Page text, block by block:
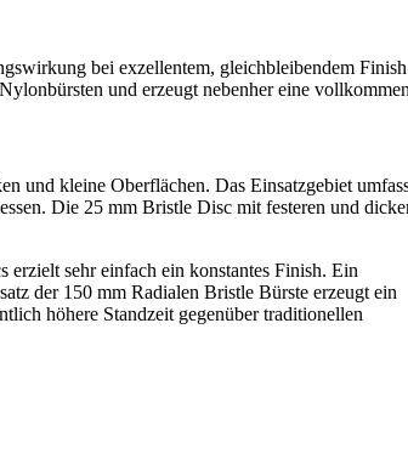
bei exzellentem, gleichbleibendem
und erzeugt nebenher eine
kleine Oberflächen. Das Einsatzgebiet
Die 25 mm Bristle Disc mit festeren und
sehr einfach ein konstantes Finish. Ein
der 150 mm Radialen Bristle Bürste erzeugt ein
höhere Standzeit gegenüber traditionellen